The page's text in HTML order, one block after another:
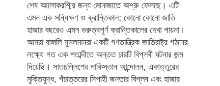
শেষ আলোকরশ্মির জন্য মোনাজাতে অশ্রু ফেলছে। এটি
এমন এক সন্ধিক্ষণ ও ক্রান্তিকাল; কোনো কোনো জাতি
হাজার বছরেও এমন গুরুত্বপূর্ণ ক্রান্তিকালের দেখা পায়না।
আমরা বাঙ্গালি মুসলমানরা একটি গণতান্ত্রিক জাতিরাষ্ট্র গঠনের
লক্ষ্যে গত এক শতাব্দীতে অন্তত চারটি বিপ্লবী ঘটনার জন্ম
দিয়েছি। সাতচল্লিশের পাকিস্তান আন্দোলন, একাত্তুরের
মুক্তিযুদ্ধ, পঁচাত্তরের সিপাহী জনতার বিপ্লব এবং হাজার